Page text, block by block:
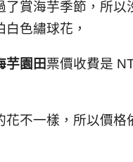
了賞海芋季節，所以
色繡球花，
芋園田票價收費是
花不一樣，所以價格